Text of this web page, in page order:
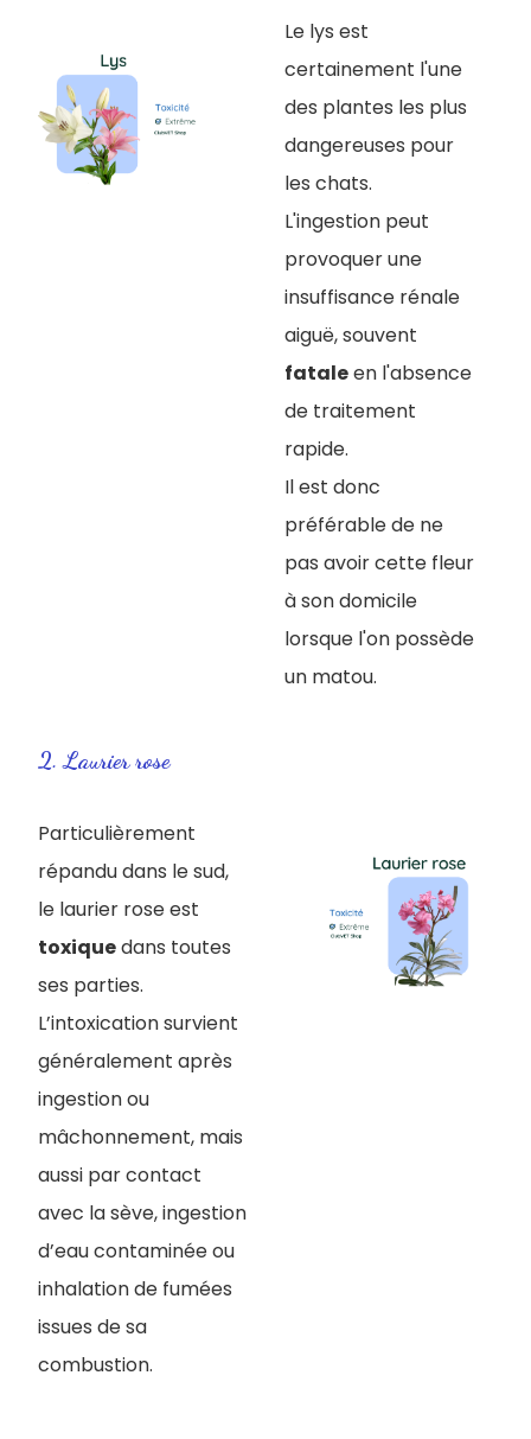
Le lys est
certainement l'une
des plantes les plus
dangereuses pour
les chats.
L'ingestion peut
provoquer une
insuffisance rénale
aiguë, souvent
fataleen l'absence
de traitement
rapide.
Il est donc
préférable de ne
pas avoir cette fleur
à son domicile
lorsque l'on possède
un matou.
2. Laurier rose
Particulièrement
répandu dans le sud,
le laurier rose est
toxiquedans toutes
ses parties.
L’intoxication survient
généralement après
ingestion ou
mâchonnement, mais
aussi par contact
avec la sève, ingestion
d’eau contaminée ou
inhalation de fumées
issues de sa
combustion.